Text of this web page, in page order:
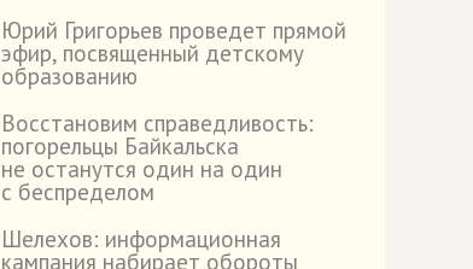
Юрий Григорьев проведет прямой
эфир, посвященный детскому
образованию
Восстановим справедливость:
погорельцы Байкальска
не останутся один на один
с беспределом
Шелехов: информационная
кампания набирает обороты